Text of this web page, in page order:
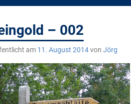
– 002
am 11. August 2014von Jörg